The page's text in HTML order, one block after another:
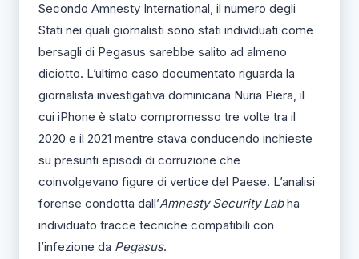
Secondo Amnesty International, il numero degli
Stati nei quali giornalisti sono stati individuati come
bersagli di Pegasus sarebbe salito ad almeno
diciotto. L’ultimo caso documentato riguarda la
giornalista investigativa dominicana Nuria Piera, il
cui iPhone è stato compromesso tre volte tra il
2020 e il 2021 mentre stava conducendo inchieste
su presunti episodi di corruzione che
coinvolgevano figure di vertice del Paese. L’analisi
forense condotta dall’Amnesty Security Labha
individuato tracce tecniche compatibili con
l’infezione da Pegasus.